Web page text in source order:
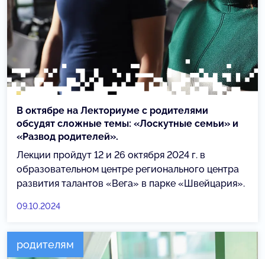
В октябре на Лекториуме с родителями
обсудят сложные темы: «Лоскутные семьи» и
«Развод родителей».
Лекции пройдут 12 и 26 октября 2024 г. в
образовательном центре регионального центра
развития талантов «Вега» в парке «Швейцария».
09.10.2024
родителям